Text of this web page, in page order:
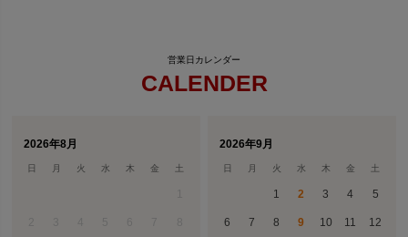
CALENDER
2026年8月
日 月 火 水 木 金 土
2026年9月
日 月 火 水 木 金 土
1 2 3 4 5
6 7 8 9 10 11 12